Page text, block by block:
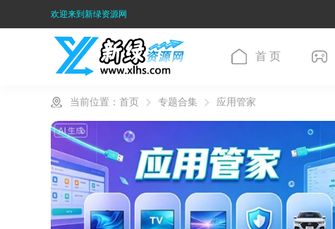
欢迎来到新绿资源网
首 页
当前位置： 首页 专题合集 应用管家